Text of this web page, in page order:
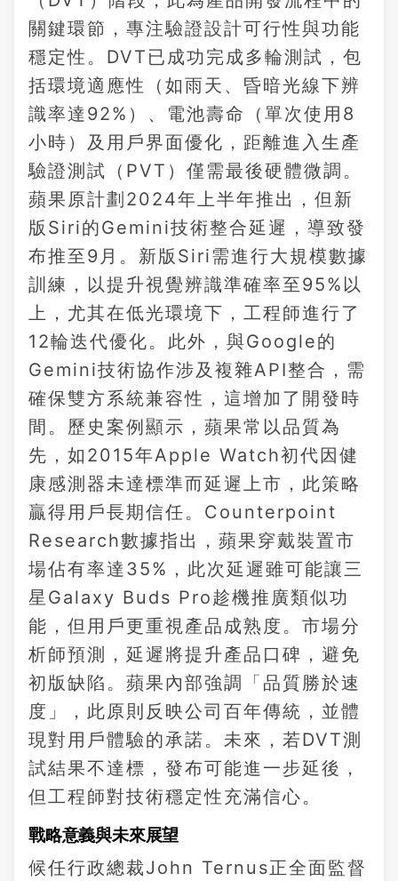
關鍵環節，專注驗證設計可行性與功能
穩定性。DVT已成功完成多輪測試，包
括環境適應性（如雨天、昏暗光線下辨
識率達92%）、電池壽命（單次使用8
小時）及用戶界面優化，距離進入生產
驗證測試（PVT）僅需最後硬體微調。
蘋果原計劃2024年上半年推出，但新
版Siri的Gemini技術整合延遲，導致發
布推至9月。新版Siri需進行大規模數據
訓練，以提升視覺辨識準確率至95%以
上，尤其在低光環境下，工程師進行了
12輪迭代優化。此外，與Google的
Gemini技術協作涉及複雜API整合，需
確保雙方系統兼容性，這增加了開發時
間。歷史案例顯示，蘋果常以品質為
先，如2015年Apple Watch初代因健
康感測器未達標準而延遲上市，此策略
贏得用戶長期信任。Counterpoint
Research數據指出，蘋果穿戴裝置市
場佔有率達35%，此次延遲雖可能讓三
星Galaxy Buds Pro趁機推廣類似功
能，但用戶更重視產品成熟度。市場分
析師預測，延遲將提升產品口碑，避免
初版缺陷。蘋果內部強調「品質勝於速
度」，此原則反映公司百年傳統，並體
現對用戶體驗的承諾。未來，若DVT測
試結果不達標，發布可能進一步延後，
但工程師對技術穩定性充滿信心。
戰略意義與未來展望
候任行政總裁John Ternus正全面監督